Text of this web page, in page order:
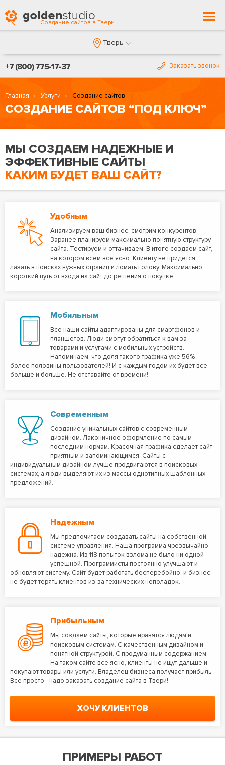
Создание сайтов в Твери
Тверь
+7 (800) 775-17-37 Заказать звонок
Главная Услуги Создание сайтов
СОЗДАНИЕ САЙТОВ “ПОД КЛЮЧ”
МЫ СОЗДАЕМ НАДЕЖНЫЕ И
ЭФФЕКТИВНЫЕ САЙТЫ
КАКИМ БУДЕТ ВАШ САЙТ?
Удобным
Анализируем ваш бизнес, смотрим конкурентов.
Заранее планируем максимально понятную структуру
сайта. Тестируем и оттачиваем. В итоге создаем сайт,
на котором всем все ясно. Клиенту не придется
лазать в поисках нужных страниц и ломать голову. Максимально
короткий путь от входа на сайт до решения о покупке.
Мобильным
Все наши сайты адаптированы для смартфонов и
планшетов. Люди смогут обратиться к вам за
товарами и услугами с мобильных устройств.
Напоминаем, что доля такого трафика уже 56% -
более половины пользователей! И с каждым годом их будет все
больше и больше. Не отставайте от времени!
Современным
Создание уникальных сайтов с современным
дизайном. Лаконичное оформление по самым
последним нормам. Красочная графика сделает сайт
приятным и запоминающимся. Сайты с
индивидуальным дизайном лучше продвигаются в поисковых
системах, а люди выделяют их из массы однотипных шаблонных
предложений.
Надежным
Мы предпочитаем создавать сайты на собственной
системе управления. Наша программа чрезвычайно
надежна. Из 118 попыток взлома не было ни одной
успешной. Программисты постоянно улучшают и
обновляют систему. Сайт будет работать бесперебойно, и бизнес
не будет терять клиентов из-за технических неполадок.
Прибыльным
Мы создаем сайты, которые нравятся людям и
поисковым системам. С качественным дизайном и
понятной структурой. С продуманным содержанием.
На таком сайте все ясно, клиенты не ищут дальше и
покупают товары или услуги. Владелец бизнеса получает прибыль.
Все просто - надо заказать создание сайта в Твери!
ХОЧУ КЛИЕНТОВ
ПРИМЕРЫ РАБОТ